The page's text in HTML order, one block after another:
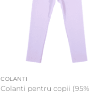
COLANTI
Colanti pentru copii (95%